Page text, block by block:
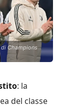
Champions
: la
del classe